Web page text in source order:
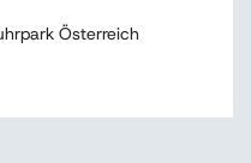
Österreich